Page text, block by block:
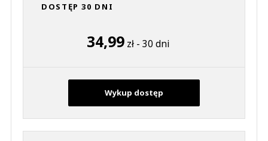
DOSTĘP 30 DNI
34,99 zł - 30 dni
Wykup dostęp